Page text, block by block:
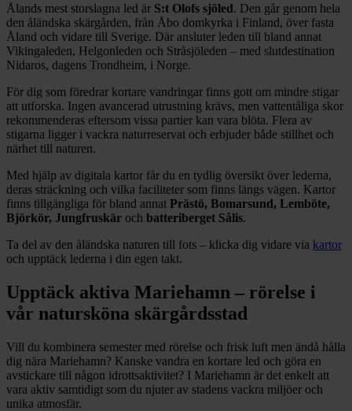
Ålands mest storslagna led är S:t Olofs sjöled. Den går genom hela
den åländska skärgården, från Åbo domkyrka i Finland, över fasta
Åland och vidare till Sverige. Där ansluter leden till bland annat
Vikingaleden, Helgonleden och Stråsjöleden – med slutdestination
Nidaros, dagens Trondheim, i Norge.
För dig som föredrar kortare vandringar finns gott om mindre stigar
att utforska. Ingen avancerad utrustning krävs, men vattentåliga skor
rekommenderas eftersom vissa partier kan vara blöta. Flera av
stigarna ligger i vackra naturreservat och erbjuder både stillhet och
närhet till naturen.
Med hjälp av digitala kartor får du en tydlig översikt över lederna,
deras sträckning och vilka faciliteter som finns längs vägen. Kartor
finns tillgängliga för bland annat Prästö, Bomarsund, Lemböte,
Björkör, Jungfruskär och batteriberget Sålis.
Ta del av den åländska naturen till fots – klicka dig vidare via kartor
och upptäck lederna i din egen takt.
Upptäck aktiva Mariehamn – rörelse i
vår natursköna skärgårdsstad
Vill du kombinera semester med rörelse och frisk luft men ändå hålla
dig nära Mariehamn? Kanske vandra en kortare led och göra en
avstickare till någon idrottsaktivitet? I Mariehamn är det enkelt att
vara aktiv samtidigt som du njuter av stadens vackra miljöer och
unika atmosfär.